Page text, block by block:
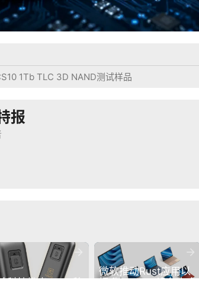
1Tb TLC 3D NAND测试样品
报

微软推动Rust应用以
